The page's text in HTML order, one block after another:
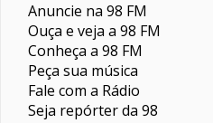
Anuncie na 98 FM
Ouça e veja a 98 FM
Conheça a 98 FM
Peça sua música
Fale com a Rádio
Seja repórter da 98